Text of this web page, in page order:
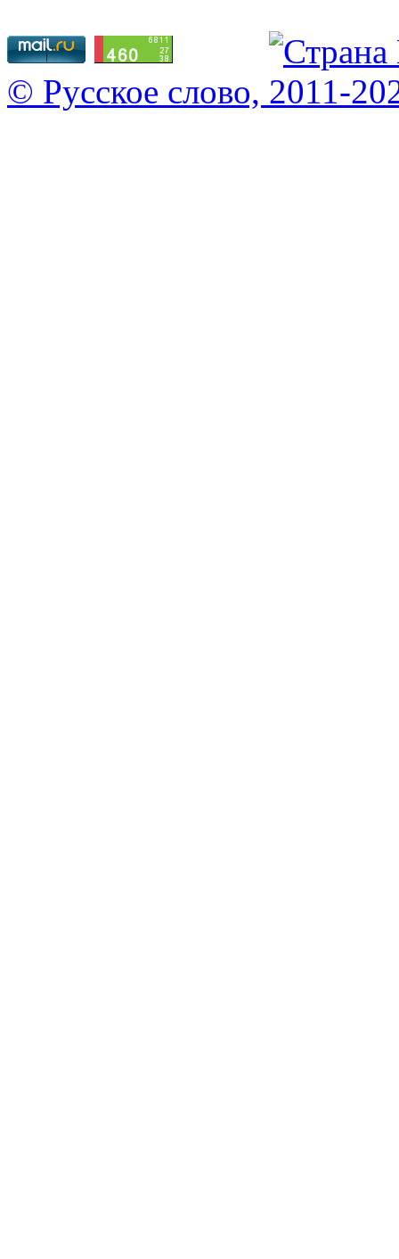
© Русское слово, 2011-